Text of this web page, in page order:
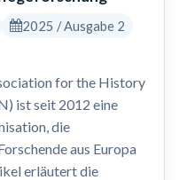
2025 / Ausgabe 2
for the History
ist seit 2012 eine
die
aus Europa
erläutert die